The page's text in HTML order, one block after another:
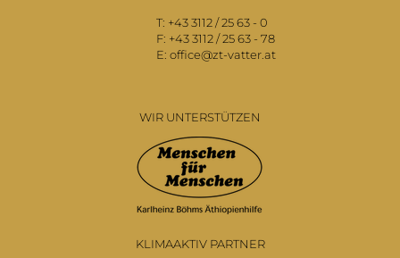
T: +43 3112 / 25 63 - 0
F: +43 3112 / 25 63 - 78
E: office@zt-vatter.at
WIR UNTERSTÜTZEN
KLIMAAKTIV PARTNER